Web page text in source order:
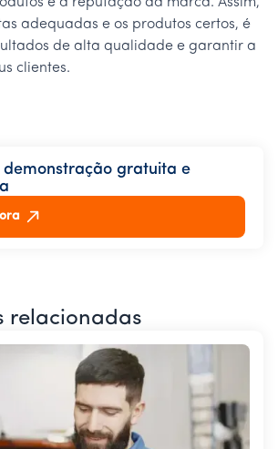
adequadas e os produtos certos, é
de alta qualidade e garantir a
clientes.
gratuita e
relacionadas